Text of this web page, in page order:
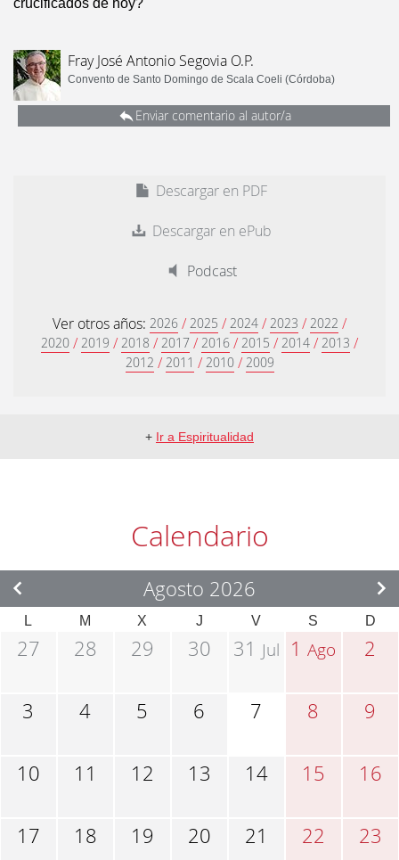
crucificados de hoy?
Fray José Antonio Segovia O.P.
Convento de Santo Domingo de Scala Coeli (Córdoba)
Enviar comentario al autor/a
Descargar en PDF
Descargar en ePub
Podcast
Ver otros años: 2026 / 2025 / 2024 / 2023 / 2022 /
2020 / 2019 / 2018 / 2017 / 2016 / 2015 / 2014 / 2013 /
2012 / 2011 / 2010 / 2009
+ Ir a Espiritualidad
Calendario
Agosto 2026
L M X J V S D
27 28 29 30 31 Jul 1Ago 2
3 4 5 6 7 8 9
10 11 12 13 14 15 16
17 18 19 20 21 22 23